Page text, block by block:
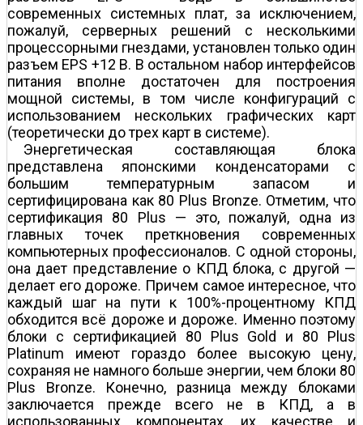
современных системных плат, за исключением,
пожалуй, серверных решений с несколькими
процессорными гнездами, установлен только один
разъем EPS +12 В. В остальном набор интерфейсов
питания вполне достаточен для построения
мощной системы, в том числе конфигураций с
использованием нескольких графических карт
(теоретически до трех карт в системе).
Энергетическая составляющая блока
представлена японскими конденсаторами с
большим температурным запасом и
сертифицирована как 80 Plus Bronze. Отметим, что
сертификация 80 Plus — это, пожалуй, одна из
главных точек преткновения современных
компьютерных профессионалов. С одной стороны,
она дает представление о КПД блока, с другой —
делает его дороже. Причем самое интересное, что
каждый шаг на пути к 100%-процентному КПД
обходится всё дороже и дороже. Именно поэтому
блоки с сертификацией 80 Plus Gold и 80 Plus
Platinum имеют гораздо более высокую цену,
сохраняя не намного больше энергии, чем блоки 80
Plus Bronze. Конечно, разница между блоками
заключается прежде всего не в КПД, а в
использованных компонентах, их качестве и